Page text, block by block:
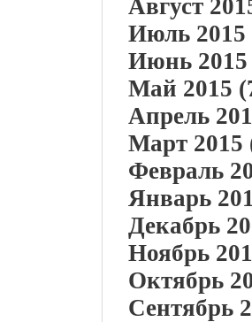
Август
Июль 2015
Июнь 2015
Май 2015
Апрель
Март 2015
Февраль
Январь
Декабрь
Ноябрь
Октябрь
Сентябрь